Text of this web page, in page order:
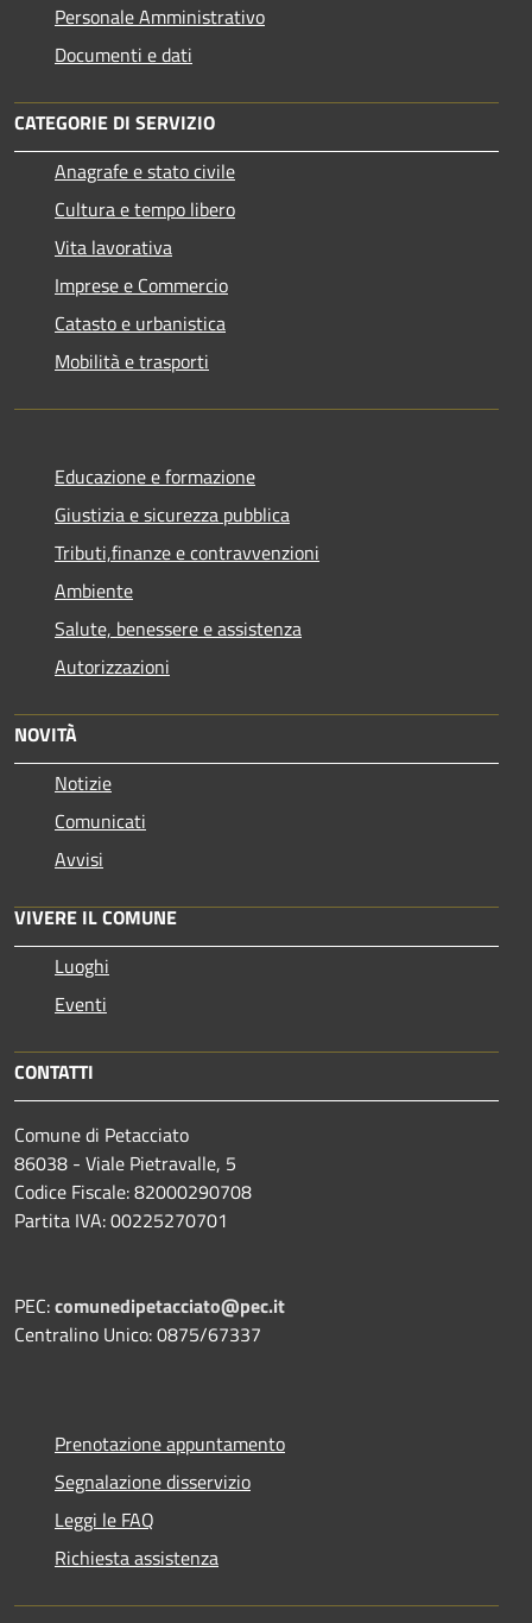
Personale Amministrativo
Documenti e dati
CATEGORIE DI SERVIZIO
Anagrafe e stato civile
Cultura e tempo libero
Vita lavorativa
Imprese e Commercio
Catasto e urbanistica
Mobilità e trasporti
Educazione e formazione
Giustizia e sicurezza pubblica
Tributi,finanze e contravvenzioni
Ambiente
Salute, benessere e assistenza
Autorizzazioni
NOVITÀ
Notizie
Comunicati
Avvisi
VIVERE IL COMUNE
Luoghi
Eventi
CONTATTI
Comune di Petacciato
86038 - Viale Pietravalle, 5
Codice Fiscale: 82000290708
Partita IVA: 00225270701
PEC:comunedipetacciato@pec.it
Centralino Unico: 0875/67337
Prenotazione appuntamento
Segnalazione disservizio
Leggi le FAQ
Richiesta assistenza